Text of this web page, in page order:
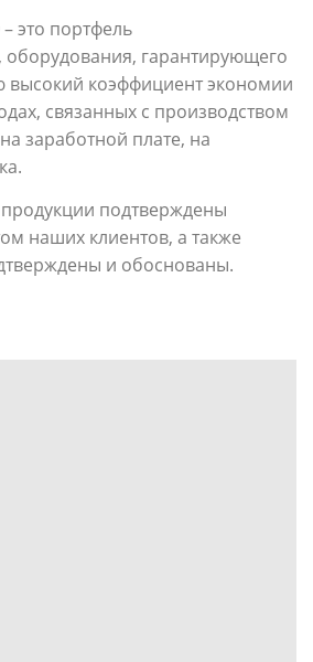
это портфель
оборудования, гарантирующего
высокий коэффициент экономии
связанных с производством
заработной плате, на
подтверждены
наших клиентов, а также
и обоснованы.